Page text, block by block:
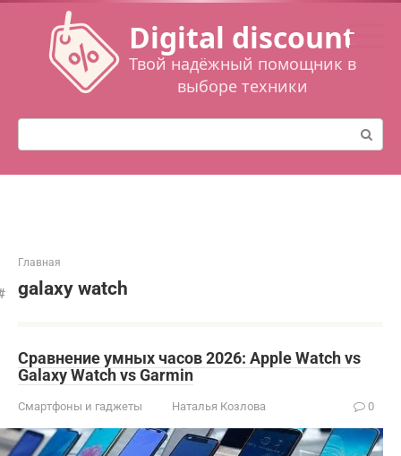
Перейти
контенту
Digital discount
Твой надёжный помощник в
выборе техники
Поиск:
Главная
galaxy watch
Сравнение умных часов 2026: Apple Watch vs
Galaxy Watch vs Garmin
Смартфоны и гаджеты Наталья Козлова 0